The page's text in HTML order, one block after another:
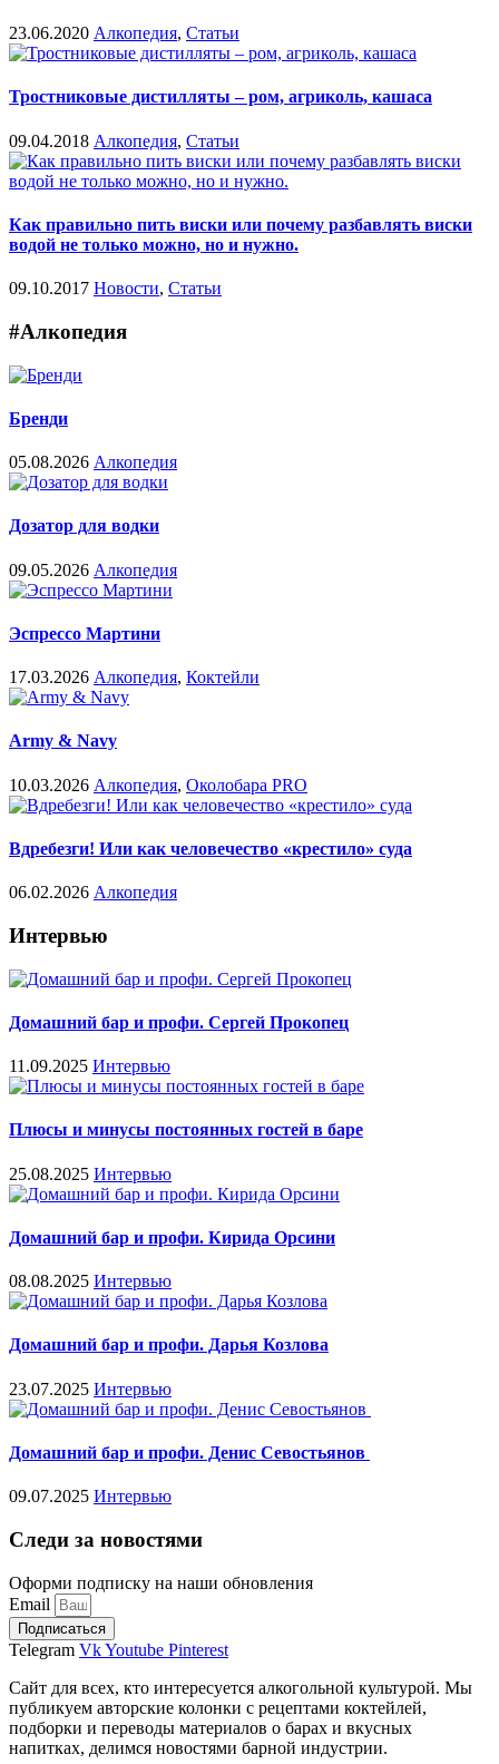
23.06.2020 Алкопедия, Статьи
Тростниковые дистилляты – ром, агриколь, кашаса
09.04.2018 Алкопедия, Статьи
Как правильно пить виски или почему разбавлять виски
водой не только можно, но и нужно.
09.10.2017 Новости, Статьи
#Алкопедия
Бренди
05.08.2026 Алкопедия
Дозатор для водки
09.05.2026 Алкопедия
Эспрессо Мартини
17.03.2026 Алкопедия, Коктейли
Army & Navy
10.03.2026 Алкопедия, Околобара PRO
Вдребезги! Или как человечество «крестило» суда
06.02.2026 Алкопедия
Интервью
Домашний бар и профи. Сергей Прокопец
11.09.2025 Интервью
Плюсы и минусы постоянных гостей в баре
25.08.2025 Интервью
Домашний бар и профи. Кирида Орсини
08.08.2025 Интервью
Домашний бар и профи. Дарья Козлова
23.07.2025 Интервью
Домашний бар и профи. Денис Севостьянов
09.07.2025 Интервью
Следи за новостями
Оформи подписку на наши обновления
Email
Подписаться
Telegram VkYoutube Pinterest
Сайт для всех, кто интересуется алкогольной культурой. Мы
публикуем авторские колонки с рецептами коктейлей,
подборки и переводы материалов о барах и вкусных
напитках, делимся новостями барной индустрии.